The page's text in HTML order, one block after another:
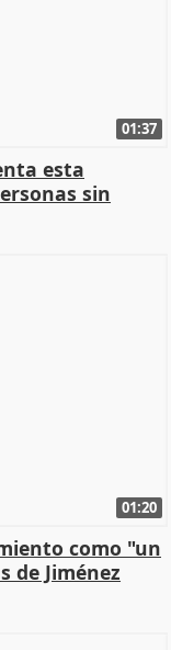
01:37
esta
sin
01:20
como "un
de Jiménez